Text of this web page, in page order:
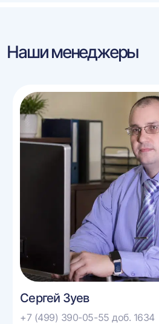
Наши менеджеры
Сергей Зуев
+7 (499) 390-05-55 доб. 1634